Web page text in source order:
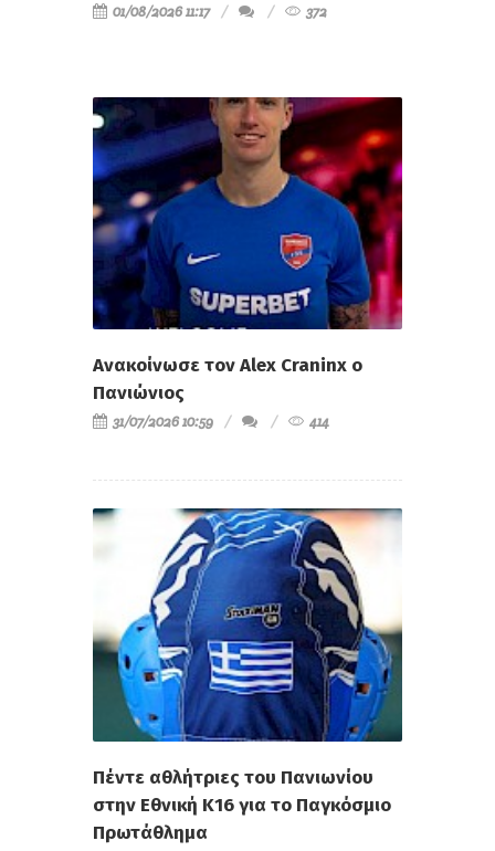
01/08/2026 11:17 372
Ανακοίνωσε τον Alex Craninx ο
Πανιώνιος
31/07/2026 10:59 414
Πέντε αθλήτριες του Πανιωνίου
στην Εθνική Κ16 για το Παγκόσμιο
Πρωτάθλημα